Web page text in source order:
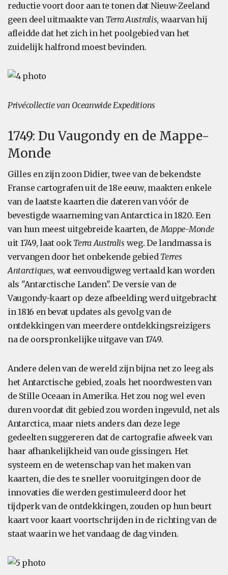
reductie voort door aan te tonen dat Nieuw-Zeeland
geen deel uitmaakte van Terra Australis, waarvan hij
afleidde dat het zich in het poolgebied van het
zuidelijk halfrond moest bevinden.
Privécollectie van Oceanwide Expeditions
1749: Du Vaugondy en de Mappe-
Monde
Gilles en zijn zoon Didier, twee van de bekendste
Franse cartografen uit de 18e eeuw, maakten enkele
van de laatste kaarten die dateren van vóór de
bevestigde waarneming van Antarctica in 1820. Een
van hun meest uitgebreide kaarten, deMappe-Monde
uit 1749, laat ook Terra Australis weg. De landmassa is
vervangen door het onbekende gebied Terres
Antarctiques, wat eenvoudigweg vertaald kan worden
als "Antarctische Landen". De versie van de
Vaugondy-kaart op deze afbeelding werd uitgebracht
in 1816 en bevat updates als gevolg van de
ontdekkingen van meerdere ontdekkingsreizigers
na de oorspronkelijke uitgave van 1749.
Andere delen van de wereld zijn bijna net zo leeg als
het Antarctische gebied, zoals het noordwesten van
de Stille Oceaan in Amerika. Het zou nog wel even
duren voordat dit gebied zou worden ingevuld, net als
Antarctica, maar niets anders dan deze lege
gedeelten suggereren dat de cartografie afweek van
haar afhankelijkheid van oude gissingen. Het
systeem en de wetenschap van het maken van
kaarten, die des te sneller vooruitgingen door de
innovaties die werden gestimuleerd door het
tijdperk van de ontdekkingen, zouden op hun beurt
kaart voor kaart voortschrijden in de richting van de
staat waarin we het vandaag de dag vinden.